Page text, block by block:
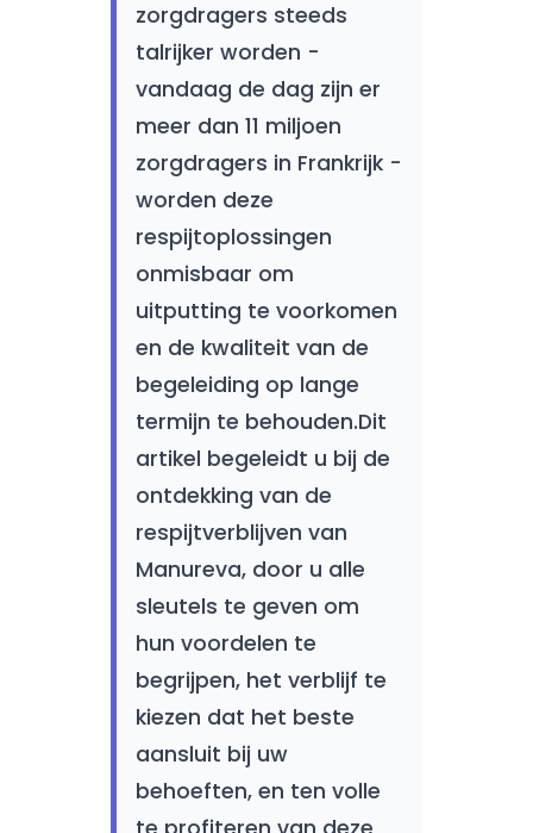
zorgdragers steeds
talrijker worden -
vandaag de dag zijn er
meer dan 11 miljoen
zorgdragers in Frankrijk -
worden deze
respijtoplossingen
onmisbaar om
uitputting te voorkomen
en de kwaliteit van de
begeleiding op lange
termijn te behouden.Dit
artikel begeleidt u bij de
ontdekking van de
respijtverblijven van
Manureva, door u alle
sleutels te geven om
hun voordelen te
begrijpen, het verblijf te
kiezen dat het beste
aansluit bij uw
behoeften, en ten volle